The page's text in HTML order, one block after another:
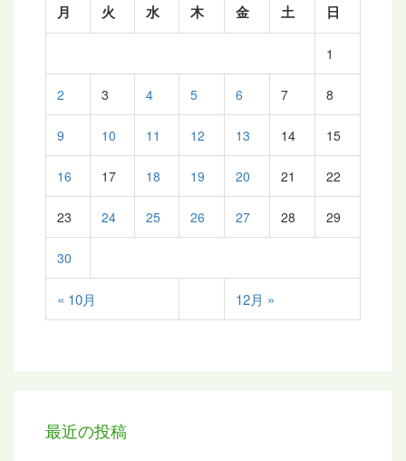
月 火 水 木 金 土 日
« 10月 12月 »
1
2 3 4 5 6 7 8
9 10 11 12 13 14 15
16 17 18 19 20 21 22
23 24 25 26 27 28 29
30
最近の投稿